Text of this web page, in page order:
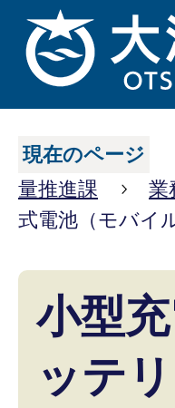
現在のページ
量推進課
業
式電池（モバイ
小型
ッテ